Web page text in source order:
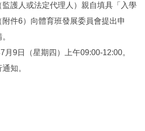
監護人或法定代理人）親自填具「入學
件6）向體育班發展委員會提出申
月9日（星期四）上午09:00-12:00。
知。